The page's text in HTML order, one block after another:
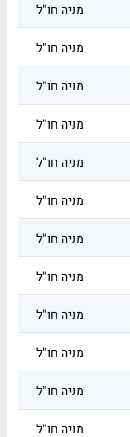
מניה חו"ל
מניה חו"ל
מניה חו"ל
מניה חו"ל
מניה חו"ל
מניה חו"ל
מניה חו"ל
מניה חו"ל
מניה חו"ל
מניה חו"ל
מניה חו"ל
מניה חו"ל